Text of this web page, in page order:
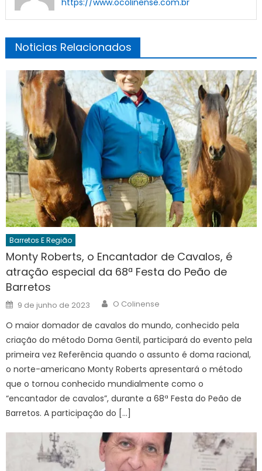
https://www.ocolinense.com.br
Noticias Relacionados
Barretos E Região
Monty Roberts, o Encantador de Cavalos, é
atração especial da 68ª Festa do Peão de
Barretos
Posted
on
9 de junho de 2023 Author
O Colinense
O maior domador de cavalos do mundo, conhecido pela
criação do método Doma Gentil, participará do evento pela
primeira vez Referência quando o assunto é doma racional,
o norte-americano Monty Roberts apresentará o método
que o tornou conhecido mundialmente como o
“encantador de cavalos”, durante a 68ª Festa do Peão de
Barretos. A participação do […]